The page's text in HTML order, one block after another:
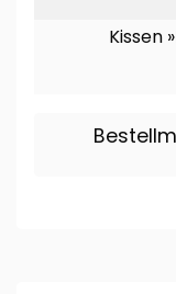
Kissen